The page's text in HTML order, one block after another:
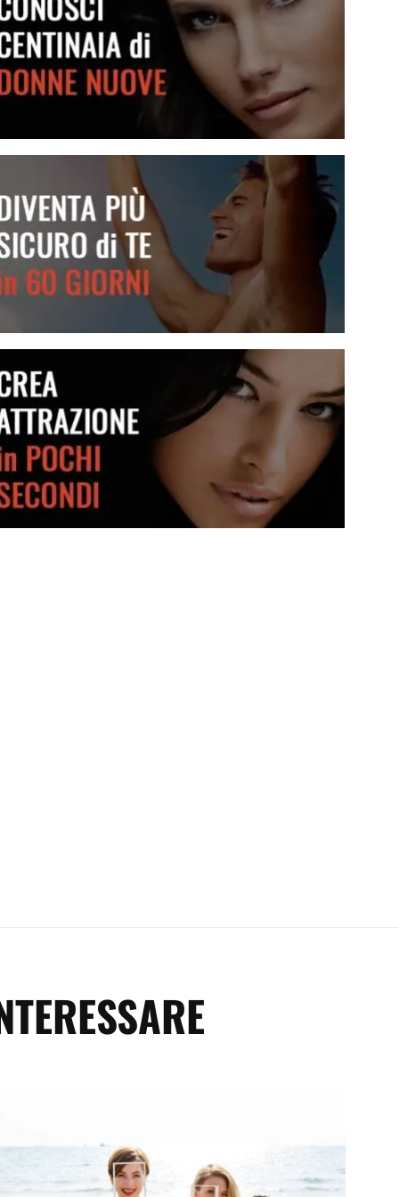
Conosci centinaia di donne nuove
Diventa più sicuro di te